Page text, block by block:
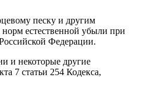
песку и другим
естественной убыли при
Федерации.
и некоторые другие
7 статьи 254 Кодекса,